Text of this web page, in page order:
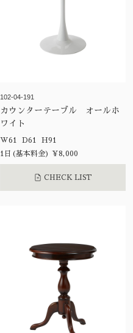
102-04-191
カウンターテーブル オールホ
ワイト
W61 D61 H91
1日(基本料金) ¥8,000
CHECK LIST